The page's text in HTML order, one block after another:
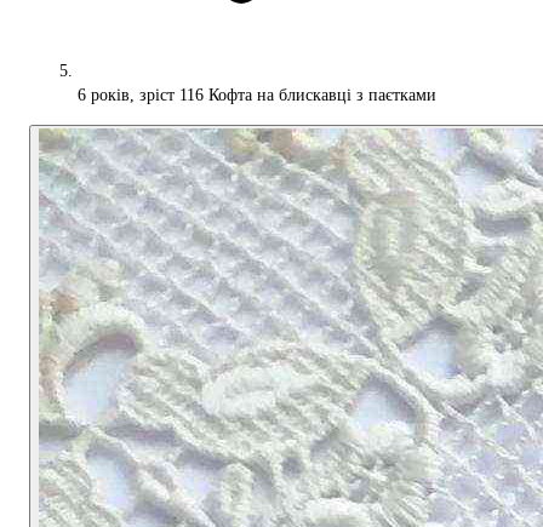
6 років, зріст 116 Кофта на блискавці з паєтками